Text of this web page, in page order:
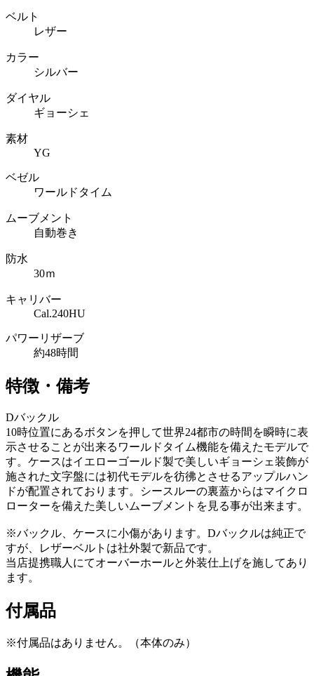
ベルト
レザー
カラー
シルバー
ダイヤル
ギョーシェ
素材
YG
ベゼル
ワールドタイム
ムーブメント
自動巻き
防水
30ｍ
キャリバー
Cal.240HU
パワーリザーブ
約48時間
特徴・備考
Dバックル
10時位置にあるボタンを押して世界24都市の時間を瞬時に表
示させることが出来るワールドタイム機能を備えたモデルで
す。ケースはイエローゴールド製で美しいギョーシェ装飾が
施された文字盤には初代モデルを彷彿とさせるアップルハン
ドが配置されております。シースルーの裏蓋からはマイクロ
ローターを備えた美しいムーブメントを見る事が出来ます。
※バックル、ケースに小傷があります。Dバックルは純正で
すが、レザーベルトは社外製で新品です。
当店提携職人にてオーバーホールと外装仕上げを施してあり
ます。
付属品
※付属品はありません。（本体のみ）